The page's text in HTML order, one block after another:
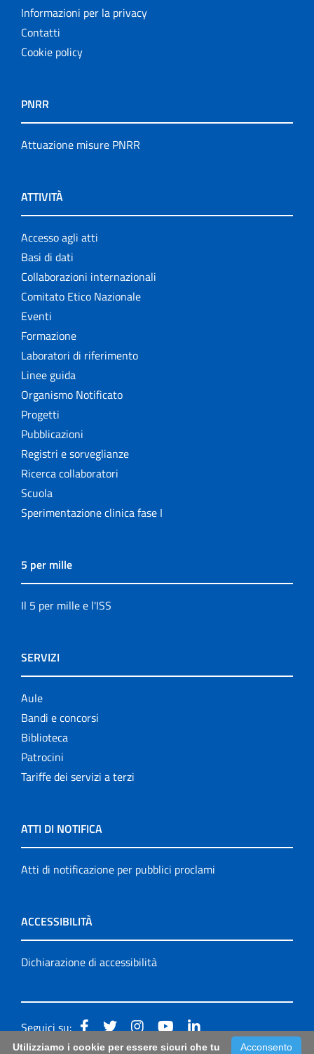
Informazioni per la privacy
Contatti
Cookie policy
PNRR
Attuazione misure PNRR
ATTIVITÀ
Accesso agli atti
Basi di dati
Collaborazioni internazionali
Comitato Etico Nazionale
Eventi
Formazione
Laboratori di riferimento
Linee guida
Organismo Notificato
Progetti
Pubblicazioni
Registri e sorveglianze
Ricerca collaboratori
Scuola
Sperimentazione clinica fase I
5 per mille
Il 5 per mille e l'ISS
SERVIZI
Aule
Bandi e concorsi
Biblioteca
Patrocini
Tariffe dei servizi a terzi
ATTI DI NOTIFICA
Atti di notificazione per pubblici proclami
ACCESSIBILITÀ
Dichiarazione di accessibilità
Seguici su:
Acconsento
Utilizziamo i cookie per essere sicuri che tu